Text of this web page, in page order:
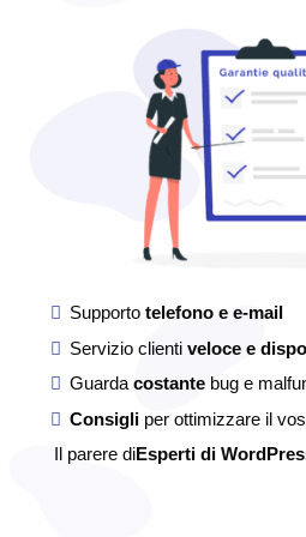
Supportotelefono e e-mail
Servizio clienti veloce e
Guardacostantebug e
Consigliper ottimizzare il
Il parere diEsperti di